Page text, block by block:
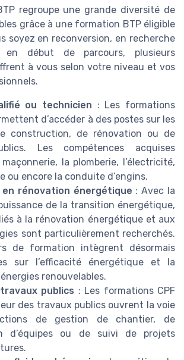
regroupe une grande diversité de
grâce à une formation BTP éligible
soyez en reconversion, en recherche
en début de parcours, plusieurs
à vous selon votre niveau et vos
ou technicien : Les formations
d’accéder à des postes sur les
construction, de rénovation ou de
Les compétences acquises
la plomberie, l’électricité,
ou encore la conduite d’engins.
rénovation énergétique : Avec la
de la transition énergétique,
à la rénovation énergétique et aux
sont particulièrement recherchés.
de formation intègrent désormais
sur l’efficacité énergétique et la
renouvelables.
publics : Les formations CPF
des travaux publics ouvrent la voie
de gestion de chantier, de
d’équipes ou de suivi de projets